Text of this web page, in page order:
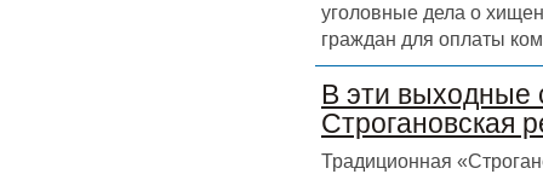
уголовные дела о
граждан для оплаты
В эти выходные
Строгановская
Традиционная